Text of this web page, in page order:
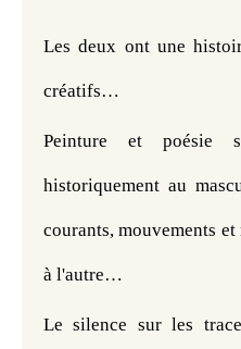
Les deux ont une
créatifs…
Peinture et poésie
historiquement au
courants, mouvements
à l'autre…
Le silence sur les